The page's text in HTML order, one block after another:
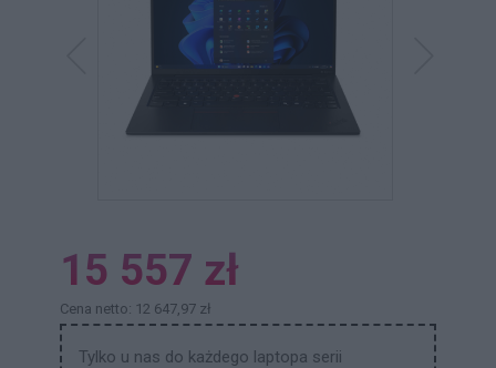
15 557 zł
Cena netto: 12 647,97 zł
Tylko u nas do każdego laptopa serii